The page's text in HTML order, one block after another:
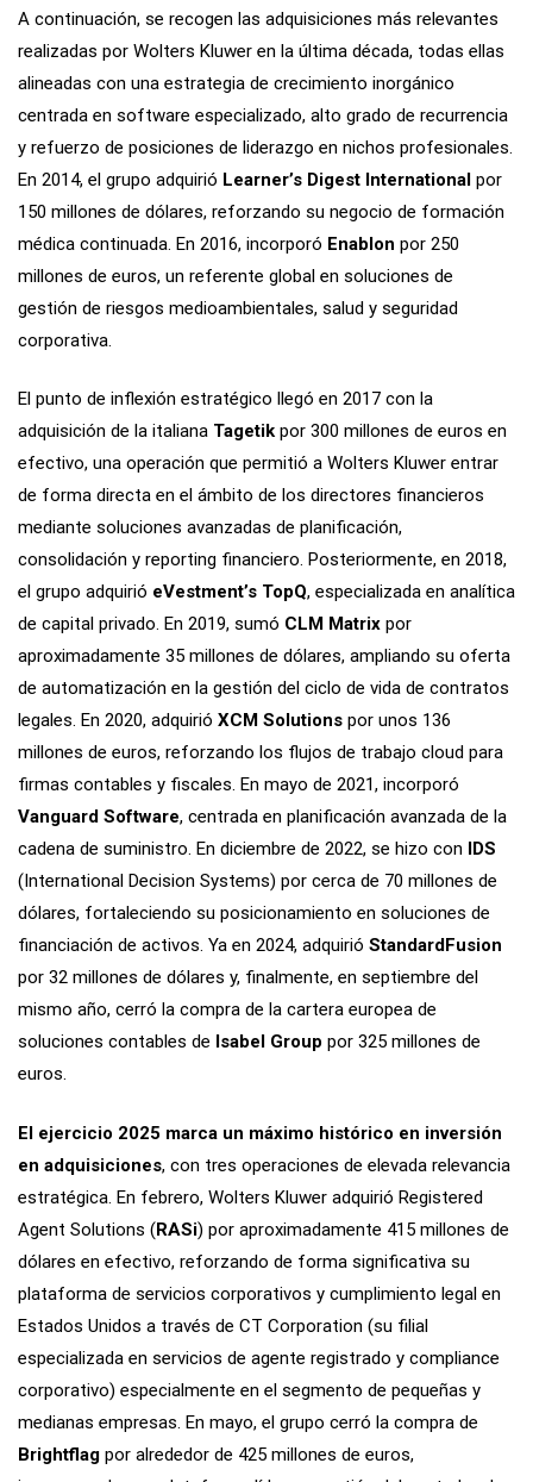
A continuación, se recogen las adquisiciones más relevantes
realizadas por Wolters Kluwer en la última década, todas ellas
alineadas con una estrategia de crecimiento inorgánico
centrada en software especializado, alto grado de recurrencia
y refuerzo de posiciones de liderazgo en nichos profesionales.
En 2014, el grupo adquirió Learner’s Digest International por
150 millones de dólares, reforzando su negocio de formación
médica continuada. En 2016, incorporó Enablon por 250
millones de euros, un referente global en soluciones de
gestión de riesgos medioambientales, salud y seguridad
corporativa.
El punto de inflexión estratégico llegó en 2017 con la
adquisición de la italiana Tagetik por 300 millones de euros en
efectivo, una operación que permitió a Wolters Kluwer entrar
de forma directa en el ámbito de los directores financieros
mediante soluciones avanzadas de planificación,
consolidación y reporting financiero. Posteriormente, en 2018,
el grupo adquirió eVestment’s TopQ, especializada en analítica
de capital privado. En 2019, sumó CLM Matrix por
aproximadamente 35 millones de dólares, ampliando su oferta
de automatización en la gestión del ciclo de vida de contratos
legales. En 2020, adquirió XCM Solutions por unos 136
millones de euros, reforzando los flujos de trabajo cloud para
firmas contables y fiscales. En mayo de 2021, incorporó
Vanguard Software, centrada en planificación avanzada de la
cadena de suministro. En diciembre de 2022, se hizo con IDS
(International Decision Systems) por cerca de 70 millones de
dólares, fortaleciendo su posicionamiento en soluciones de
financiación de activos. Ya en 2024, adquirió StandardFusion
por 32 millones de dólares y, finalmente, en septiembre del
mismo año, cerró la compra de la cartera europea de
soluciones contables de Isabel Group por 325 millones de
euros.
El ejercicio 2025 marca un máximo histórico en inversión
en adquisiciones, con tres operaciones de elevada relevancia
estratégica. En febrero, Wolters Kluwer adquirió Registered
Agent Solutions (RASi) por aproximadamente 415 millones de
dólares en efectivo, reforzando de forma significativa su
plataforma de servicios corporativos y cumplimiento legal en
Estados Unidos a través de CT Corporation (su filial
especializada en servicios de agente registrado y compliance
corporativo) especialmente en el segmento de pequeñas y
medianas empresas. En mayo, el grupo cerró la compra de
Brightflag por alrededor de 425 millones de euros,
Donaciones